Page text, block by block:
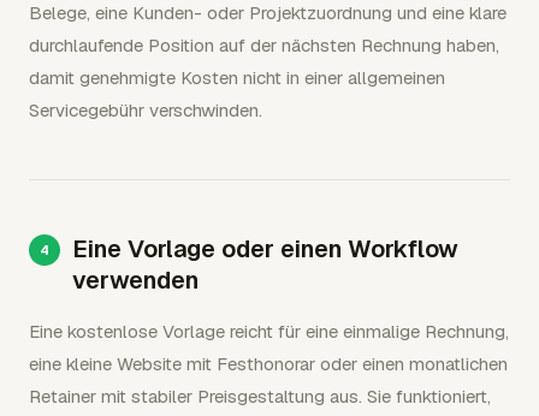
Belege, eine Kunden- oder Projektzuordnung und eine klare
durchlaufende Position auf der nächsten Rechnung haben,
damit genehmigte Kosten nicht in einer allgemeinen
Servicegebühr verschwinden.
Eine Vorlage oder einen Workflow
verwenden
Eine kostenlose Vorlage reicht für eine einmalige Rechnung,
eine kleine Website mit Festhonorar oder einen monatlichen
Retainer mit stabiler Preisgestaltung aus. Sie funktioniert,